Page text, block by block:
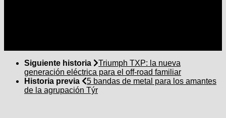
Siguiente historia
Triumph TXP: la nueva
generación eléctrica para el off-road familiar
Historia previa
5 bandas de metal para los amantes
de la agrupación Týr